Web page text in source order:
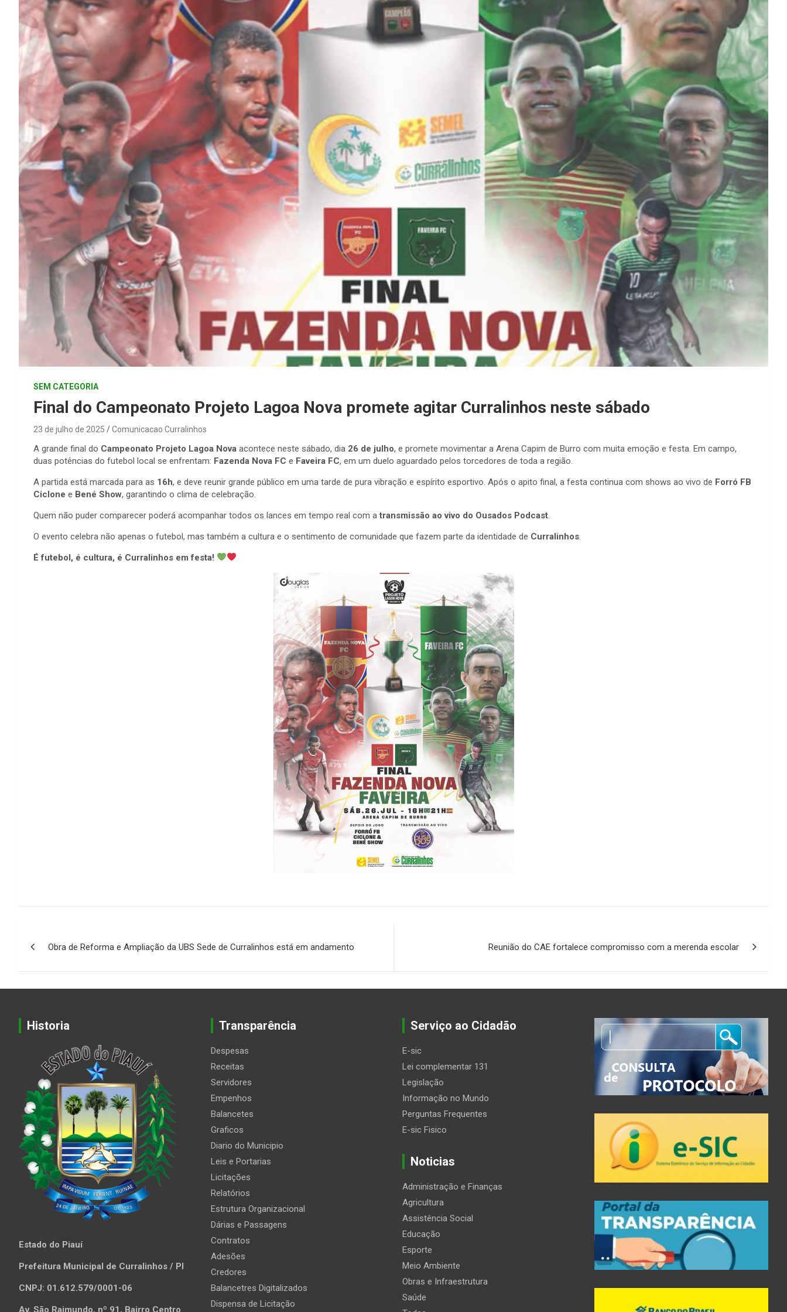
SEM CATEGORIA
Final do Campeonato Projeto Lagoa Nova promete agitar Curralinhos neste sábado
23 de julho de 2025 Comunicacao Curralinhos
A grande final do Campeonato Projeto Lagoa Nova acontece neste sábado, dia 26 de julho, e promete movimentar a Arena Capim de Burro com muita emoção e festa. Em campo,
duas potências do futebol local se enfrentam: Fazenda Nova FC e Faveira FC, em um duelo aguardado pelos torcedores de toda a região.
A partida está marcada para as 16h, e deve reunir grande público em uma tarde de pura vibração e espírito esportivo. Após o apito final, a festa continua com shows ao vivo de Forró FB
Ciclone e Bené Show, garantindo o clima de celebração.
Quem não puder comparecer poderá acompanhar todos os lances em tempo real com atransmissão ao vivo do Ousados Podcast.
O evento celebra não apenas o futebol, mas também a cultura e o sentimento de comunidade que fazem parte da identidade de Curralinhos.
É futebol, é cultura, é Curralinhos em festa!
Post
Obra de Reforma e Ampliação da UBS Sede de Curralinhos está em andamento Reunião do CAE fortalece compromisso com a merenda escolar
Historia
Estado do Piauí
Prefeitura Municipal de Curralinhos / PI
CNPJ: 01.612.579/0001-06
Av. São Raimundo, nº 91, Bairro Centro
Transparência
Despesas
Receitas
Servidores
Empenhos
Balancetes
Graficos
Diario do Municipio
Leis e Portarias
Licitações
Relatórios
Estrutura Organizacional
Dárias e Passagens
Contratos
Adesões
Credores
Balancetres Digitalizados
Dispensa de Licitação
Serviço ao Cidadão
E-sic
Lei complementar 131
Legislação
Informação no Mundo
Perguntas Frequentes
E-sic Fisico
Noticias
Administração e Finanças
Agricultura
Assistência Social
Educação
Esporte
Meio Ambiente
Obras e Infraestrutura
Saúde